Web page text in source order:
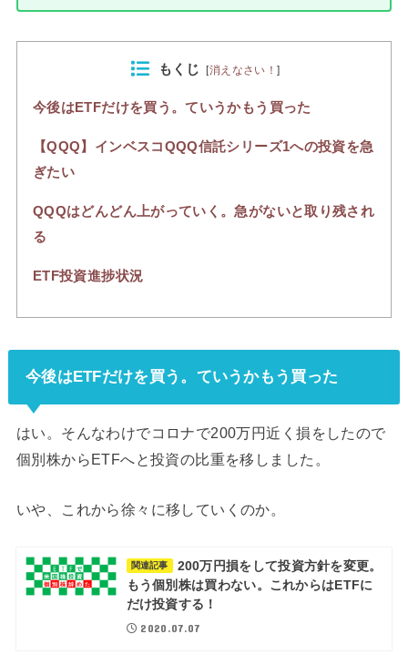
もくじ [消えなさい！]
今後はETFだけを買う。ていうかもう買った
【QQQ】インベスコQQQ信託シリーズ1への投資を急
ぎたい
QQQはどんどん上がっていく。急がないと取り残され
る
ETF投資進捗状況
今後はETFだけを買う。ていうかもう買った
はい。そんなわけでコロナで200万円近く損をしたので
個別株からETFへと投資の比重を移しました。
いや、これから徐々に移していくのか。
関連記事
200万円損をして投資方針を変更。
もう個別株は買わない。これからはETFに
だけ投資する！
2020.07.07